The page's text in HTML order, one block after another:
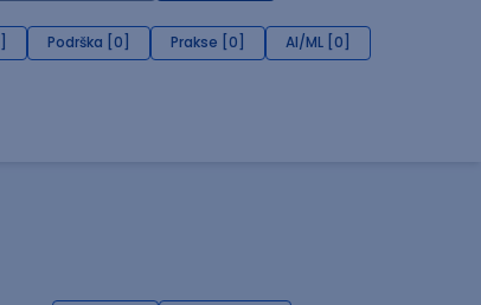
Podrška [0] Prakse [0] AI/ML [0]